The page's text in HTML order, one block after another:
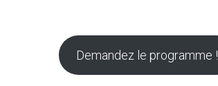
Demandez le programme !